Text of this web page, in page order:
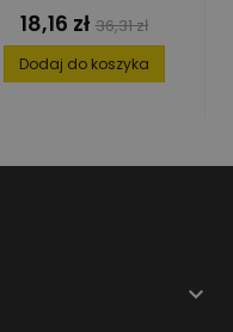
Cena
18,16 zł Cena
podstawowa
36,31 zł
Dodaj do koszyka
